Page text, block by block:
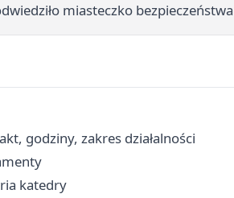
miasteczko bezpieczeństwa
godziny, zakres działalności
katedry